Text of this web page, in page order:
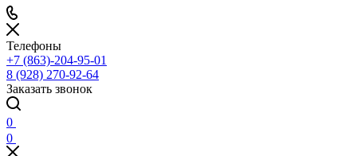
Телефоны
+7 (863)-204-95-01
8 (928) 270-92-64
Заказать звонок
0
0